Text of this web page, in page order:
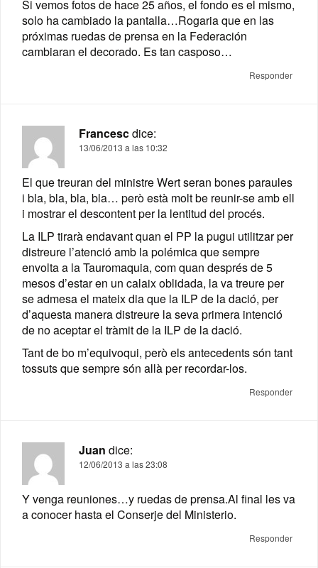
Si vemos fotos de hace 25 años, el fondo es el mismo,
solo ha cambiado la pantalla…Rogaria que en las
próximas ruedas de prensa en la Federación
cambiaran el decorado. Es tan casposo…
Responder
Francescdice:
13/06/2013 a las 10:32
El que treuran del ministre Wert seran bones paraules
i bla, bla, bla, bla… però està molt be reunir-se amb ell
i mostrar el descontent per la lentitud del procés.
La ILP tirarà endavant quan el PP la pugui utilitzar per
distreure l’atenció amb la polémica que sempre
envolta a la Tauromaquia, com quan després de 5
mesos d’estar en un calaix oblidada, la va treure per
se admesa el mateix dia que la ILP de la dació, per
d’aquesta manera distreure la seva primera intenció
de no aceptar el tràmit de la ILP de la dació.
Tant de bo m’equivoqui, però els antecedents són tant
tossuts que sempre són allà per recordar-los.
Responder
Juan dice:
12/06/2013 a las 23:08
Y venga reuniones…y ruedas de prensa.Al final les va
a conocer hasta el Conserje del Ministerio.
Responder